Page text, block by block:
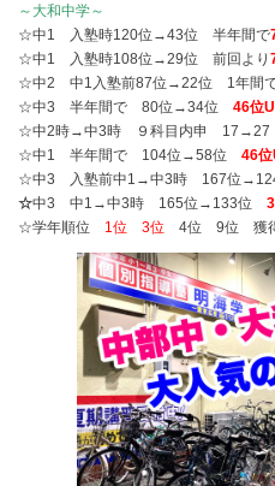
～大和中学～
☆中1 入塾時120位→43位 半年間で
☆中1 入塾時108位→29位 前回より
☆中2 中1入塾前87位→22位 1年間
☆中3 半年間で 80位→34位 46位
☆中2時→中3時 ９科目内申 17→27
☆中1 半年間で 104位→58位 46位
☆中3 入塾前中1→中3時 167位
☆中3 中1→中3時 165位→133位
☆学年順位 1位 3位 4位 9位 獲得